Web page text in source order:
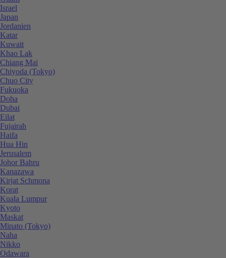
Israel
Japan
Jordanien
Katar
Kuwait
Khao Lak
Chiang Mai
Chiyoda (Tokyo)
Chuo City
Fukuoka
Doha
Dubai
Eilat
Fujairah
Haifa
Hua Hin
Jerusalem
Johor Bahru
Kanazawa
Kirjat Schmona
Korat
Kuala Lumpur
Kyoto
Maskat
Minato (Tokyo)
Naha
Nikko
Odawara